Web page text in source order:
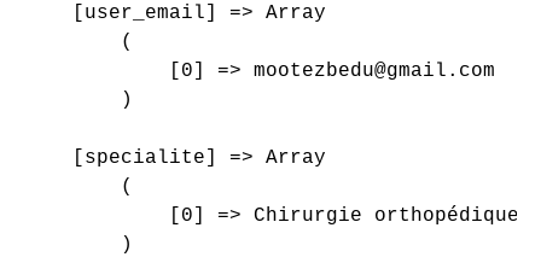
    [user_email] => Array
        (
            [0] => mootezbedu@gmail.com
        )
    [specialite] => Array
        (
[0] => Chirurgie orthopédique
        )